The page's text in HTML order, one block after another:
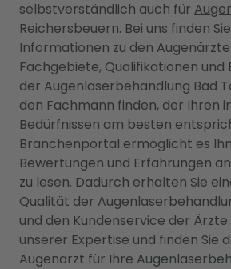
selbstverständlich auch für
Reichersbeuern. Bei uns finden
Informationen zu den
Fachgebiete, Qualifikationen und
der Augenlaserbehandlung Bad
den Fachmann finden, der Ihren
Bedürfnissen am besten
Branchenportal ermöglicht es
Bewertungen und Erfahrungen
zu lesen. Dadurch erhalten Sie
Qualität der
und den Kundenservice der
unserer Expertise und finden Sie
Augenarzt für Ihre